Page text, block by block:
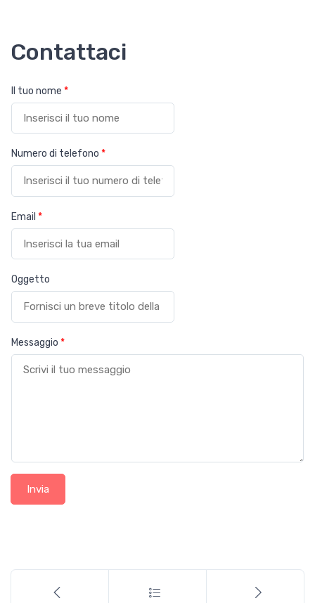
Contattaci
Il tuo nome *
Numero di telefono *
Email *
Oggetto
Messaggio *
Invia